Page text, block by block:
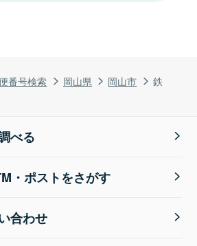
番号検索 岡山県 岡山市 鉄
べる
・ポストをさがす
合わせ